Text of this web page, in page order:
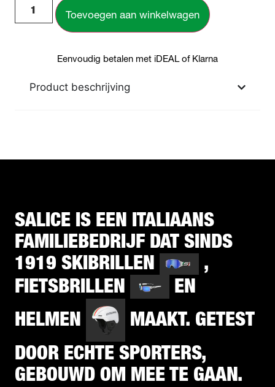
Toevoegen aan winkelwagen
Eenvoudig betalen met iDEAL of Klarna
Product beschrijving
SALICE IS EEN ITALIAANS
FAMILIEBEDRIJF DAT SINDS
1919 SKIBRILLEN
,
FIETSBRILLEN
EN
HELMEN
MAAKT. GETEST
DOOR ECHTE SPORTERS,
GEBOUWD OM MEE TE GAAN.